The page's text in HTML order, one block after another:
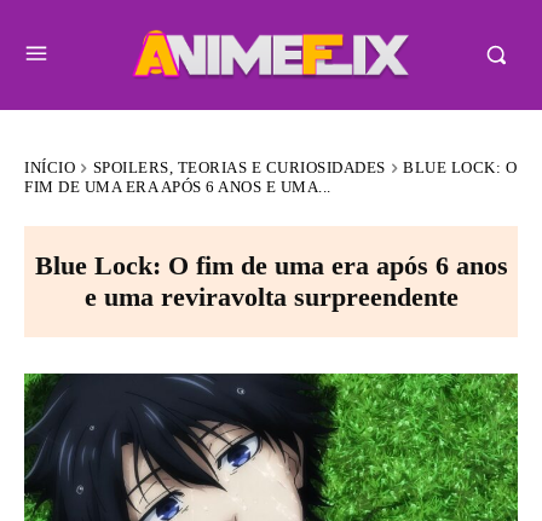
INÍCIO SPOILERS, TEORIAS E CURIOSIDADES
BLUE LOCK: O
FIM DE UMA ERA APÓS 6 ANOS E UMA...
Blue Lock: O fim de uma era após 6 anos
e uma reviravolta surpreendente